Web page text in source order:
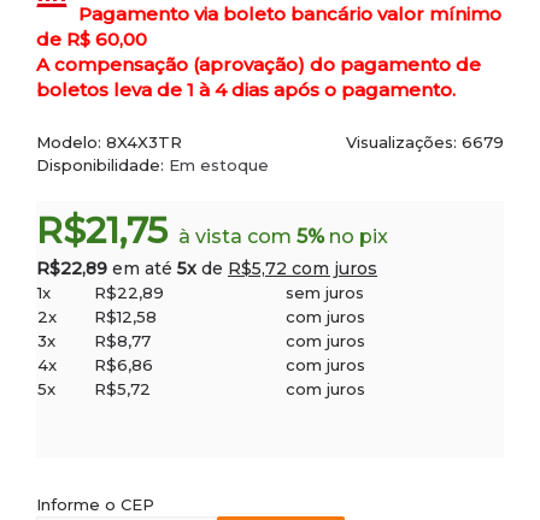
Pagamento via boleto bancário valor mínimo
de R$ 60,00
A compensação (aprovação) do pagamento de
boletos leva de 1 à 4 dias após o pagamento.
Visualizações: 6679
Modelo: 8X4X3TR
Disponibilidade: Em estoque
R$21,75 à vista com 5%no pix
R$22,89 em até 5x de R$5,72 com juros
1x R$22,89
sem juros
2x
R$12,58
com juros
3x
R$8,77
com juros
4x
R$6,86
com juros
5x
R$5,72 com juros
Informe o CEP